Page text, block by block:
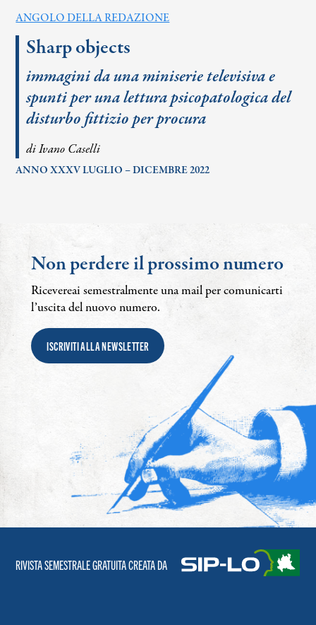
ANGOLO DELLA REDAZIONE
Sharp objects
immagini da una miniserie televisiva e
spunti per una lettura psicopatologica del
disturbo fittizio per procura
di Ivano Caselli
ANNO XXXV LUGLIO – DICEMBRE 2022
Non perdere il prossimo numero
Ricevereai semestralmente una mail per comunicarti
l’uscita del nuovo numero.
ISCRIVITI ALLA NEWSLETTER
RIVISTA SEMESTRALE GRATUITA CREATA DA